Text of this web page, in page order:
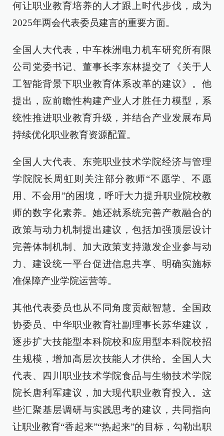
何让职业教育培养的人才跟上时代步伐，成为
2025年两会代表委员建言的重要方面。
全国人大代表，中车株洲电力机车研究所有限
公司党委书记、董事长李东林提交了《关于人
工智能背景下职业教育体系改革的建议》。他
提出，应前瞻性构建产业人才胜任力模型，系
统性推进职业教育升级，并结合产业发展布局
持续优化职业教育资源配置。
全国人大代表、东莞职业技术学院经济与管理
学院院长周虹则关注部分教师“不愿学、不愿
用、不会用”的困境，呼吁大力提升职业院校教
师的数字化素养。她还就系统完善产教融合的
政策与动力机制提出建议，包括加强顶层设计
完善体制机制、加大政策支持激发企业参与动
力、建设统一平台促进信息共享、明确实施标
准保障产业学院运营等。
其他代表委员也从不同角度贡献智慧。全国政
协委员、中华职业教育社副理事长苏华建议，
逐步扩大技能型本科院校和应用型本科院校招
生规模，增加高层次技能人才供给。全国人大
代表、四川职业技术学院食品与生物技术学院
院长唐利军建议，加大现代职业教育投入。这
些汇聚基层调研与实践思考的建议，共同指向
让职业教育“香起来”“热起来”的目标，勾勒出职